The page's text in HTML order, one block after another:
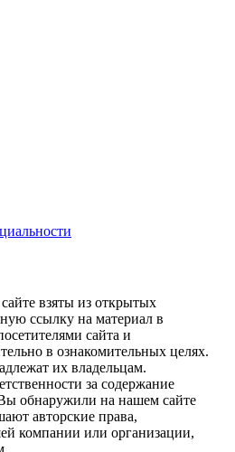
взяты из открытых
ссылку на материал в
сайта и
в ознакомительных целях.
их владельцам.
за содержание
обнаружили на нашем сайте
авторские права,
компании или организации,